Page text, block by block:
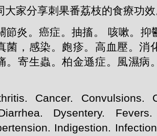
大家分享刺果番荔枝的食療功
節炎。癌症。抽搐。 咳嗽。抑
菌，感染。皰疹。高血壓。消
。寄生蟲。柏金遜症。風濕病
Cancer. Convulsions.
Dysentery.
Indigestion.